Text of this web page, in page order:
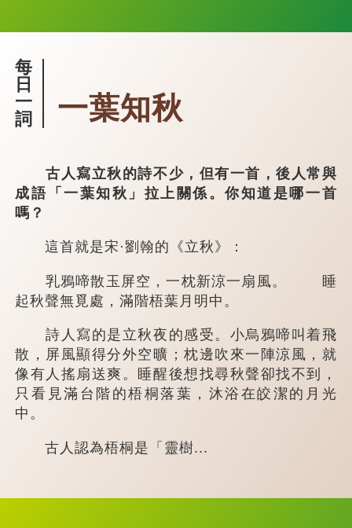
每
日
一
詞
一葉知秋
古人寫立秋的詩不少，但有一首，後人常與
成語「一葉知秋」拉上關係。你知道是哪一首
嗎？
這首就是宋·劉翰的《立秋》：
乳鴉啼散玉屏空，一枕新涼一扇風。 睡
起秋聲無覓處，滿階梧葉月明中。
詩人寫的是立秋夜的感受。小烏鴉啼叫着飛
散，屏風顯得分外空曠；枕邊吹來一陣涼風，就
像有人搖扇送爽。睡醒後想找尋秋聲卻找不到，
只看見滿台階的梧桐落葉，沐浴在皎潔的月光
中。
古人認為梧桐是「靈樹...